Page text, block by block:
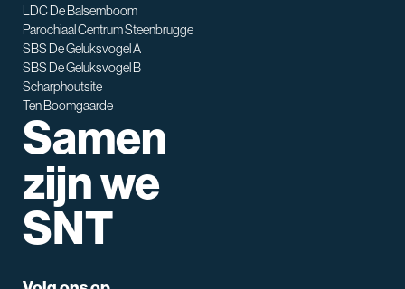
LDC De Balsemboom
Parochiaal Centrum Steenbrugge
SBS De Geluksvogel A
SBS De Geluksvogel B
Scharphoutsite
Ten Boomgaarde
Samen
zijn we
SNT